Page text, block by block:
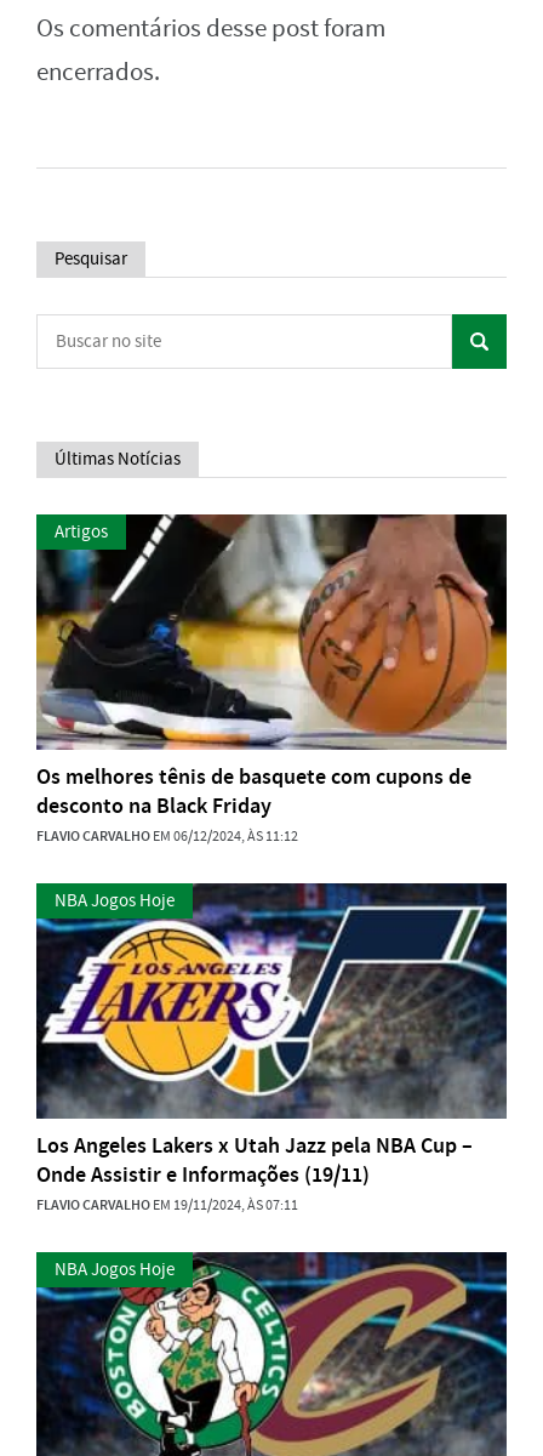
Os comentários desse post foram
encerrados.
Pesquisar
Últimas Notícias
Artigos
Os melhores tênis de basquete com cupons de
desconto na Black Friday
FLAVIO CARVALHOEM 06/12/2024, ÀS 11:12
NBA Jogos Hoje
Los Angeles Lakers x Utah Jazz pela NBA Cup –
Onde Assistir e Informações (19/11)
FLAVIO CARVALHOEM 19/11/2024, ÀS 07:11
NBA Jogos Hoje